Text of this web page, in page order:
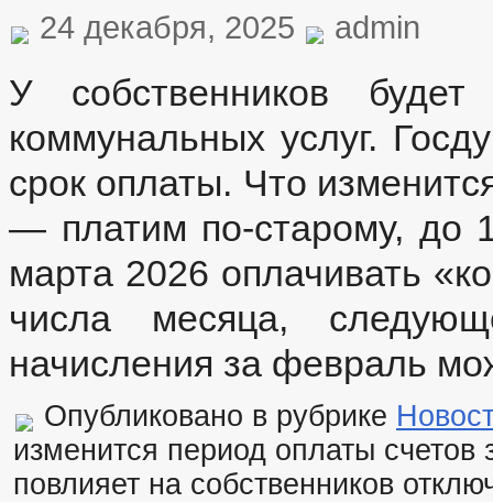
КОМИССИЯ ПО СОБЛЮДЕНИЮ ТРЕБОВАНИЙ К СЛУЖЕБНОМУ
ОБРАТНАЯ СВЯЗЬ ДЛЯ СООБЩЕНИЙ О ФАКТАХ КОРРУПЦИИ
ПРАВОВЫЕ АКТЫ
ПОРЯДОК ОБЖАЛОВАНИЯ НПА
АДМИНИСТРАТИВНЫЕ РЕГЛАМЕНТЫ
БЮДЖЕТ ПО ГОДАМ
ОТЧЕТ ОБ ИСПОЛНЕНИИ БЮДЖЕТА
МУНИЦИПАЛЬНЫЕ УСЛУГИ
ЕДИНЫЙ ПОРТАЛ ГОСУДАРСТВЕННЫХ
ПРИЕМ ГРАЖДАН
ФОРМА ОБРАЩЕНИЙ И ЗАЯВЛЕНИЙ
24 декабря, 2025 admin
У собственников
коммунальных услуг.
срок оплаты. Что
— платим по-старому, до
марта 2026 оплачивать
числа месяца,
начисления за февраль
Опубликовано в рубрике
изменится период оплаты
повлияет на собственников